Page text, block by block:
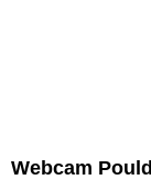
Webcam